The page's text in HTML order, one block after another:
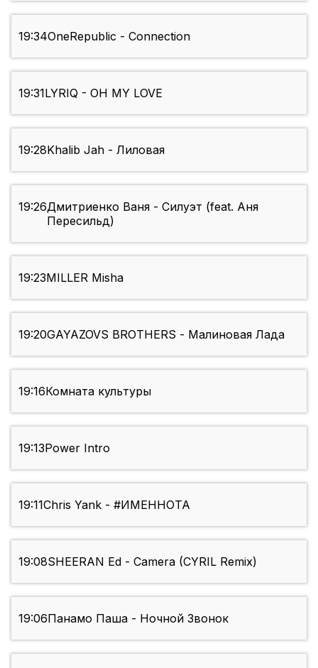
19:34OneRepublic - Connection
19:31LYRIQ - OH MY LOVE
19:28Khalib Jah - Лиловая
19:26Дмитриенко Ваня - Силуэт (feat. Аня
Пересильд)
19:23MILLER Misha
19:20GAYAZOVS BROTHERS - Малиновая Лада
19:16Комната культуры
19:13Power Intro
19:11Chris Yank - #ИМЕННОТА
19:08SHEERAN Ed - Camera (CYRIL Remix)
19:06Панамо Паша - Ночной Звонок